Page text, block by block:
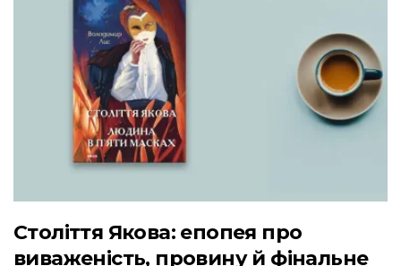
Століття Якова: епопея про
виваженість, провину й фінальне